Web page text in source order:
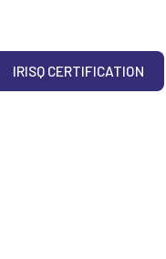
IRISQ CERTIFICATION